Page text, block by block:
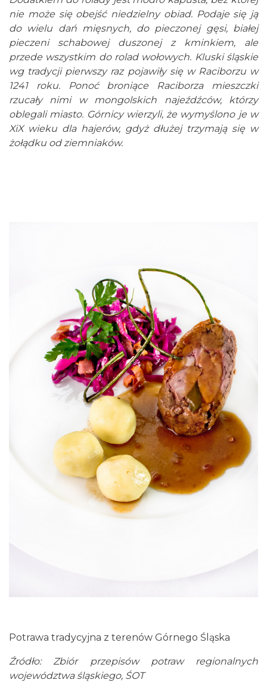
nie może się obejść niedzielny obiad. Podaje się ją
do wielu dań mięsnych, do pieczonej gęsi, białej
pieczeni schabowej duszonej z kminkiem, ale
przede wszystkim do rolad wołowych. Kluski śląskie
wg tradycji pierwszy raz pojawiły się w Raciborzu w
1241 roku. Ponoć broniące Raciborza mieszczki
rzucały nimi w mongolskich najeźdźców, którzy
oblegali miasto. Górnicy wierzyli, że wymyślono je w
XiX wieku dla hajerów, gdyż dłużej trzymają się w
żołądku od ziemniaków.
Potrawa tradycyjna z terenów Górnego Śląska
Źródło: Zbiór przepisów potraw regionalnych
województwa śląskiego, ŚOT